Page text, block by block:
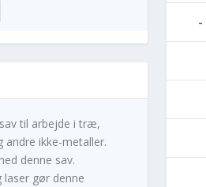
til arbejde i træ,
andre ikke-metaller.
denne sav.
gør denne